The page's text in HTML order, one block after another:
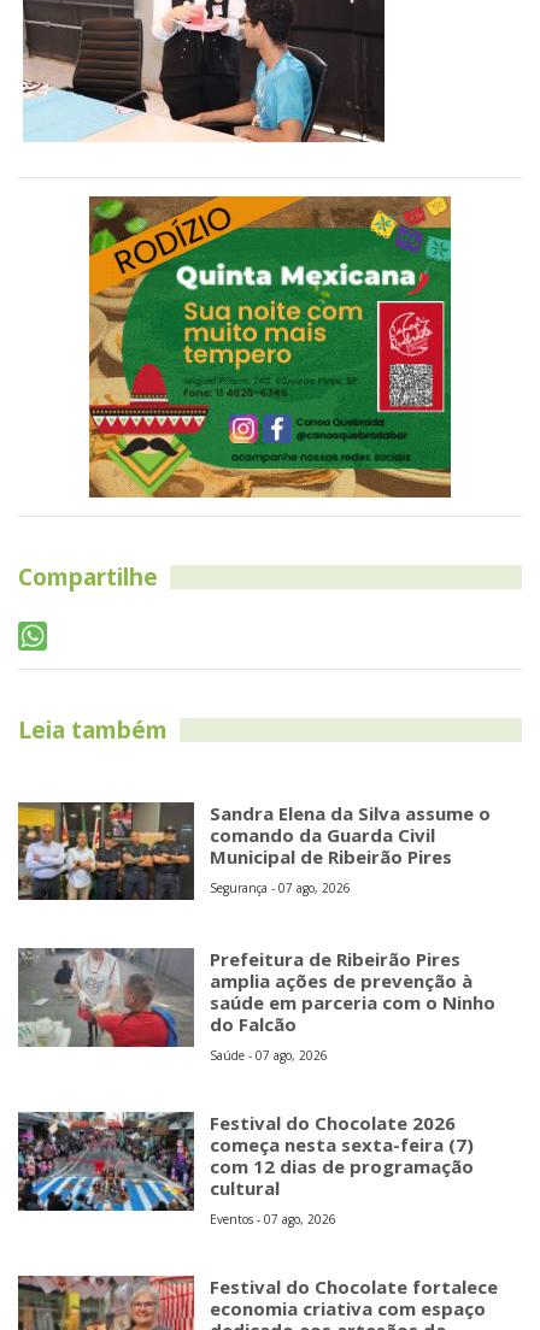
Compartilhe
Leia também
Sandra Elena da Silva assume o
comando da Guarda Civil
Municipal de Ribeirão Pires
Segurança - 07 ago, 2026
Prefeitura de Ribeirão Pires
amplia ações de prevenção à
saúde em parceria com o Ninho
do Falcão
Saúde - 07 ago, 2026
Festival do Chocolate 2026
começa nesta sexta-feira (7)
com 12 dias de programação
cultural
Eventos - 07 ago, 2026
Festival do Chocolate fortalece
economia criativa com espaço